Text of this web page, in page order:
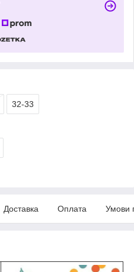
32-33
Доставка Оплата Умови